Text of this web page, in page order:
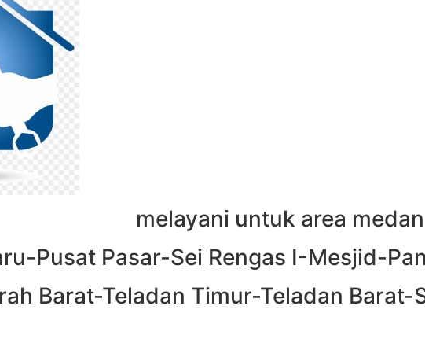
melayani untuk area
Pusat Pasar-Sei Rengas I-Mesjid-
Barat-Teladan Timur-Teladan